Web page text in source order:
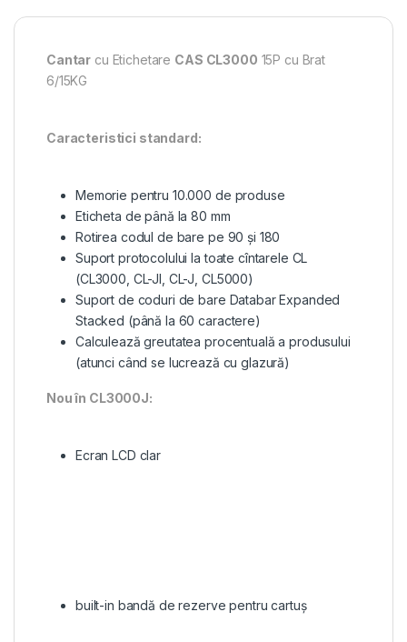
Cantar cu Etichetare CAS CL3000 15P cu Brat
6/15KG
Caracteristici standard:
Memorie pentru 10.000 de produse
Eticheta de până la 80 mm
Rotirea codul de bare pe 90 și 180
Suport protocolului la toate cîntarele CL
(CL3000, CL-JI, CL-J, CL5000)
Suport de coduri de bare Databar Expanded
Stacked (până la 60 caractere)
Calculează greutatea procentuală a produsului
(atunci când se lucrează cu glazură)
Nou în CL3000J:
Ecran LCD clar
built-in bandă de rezerve pentru cartuș